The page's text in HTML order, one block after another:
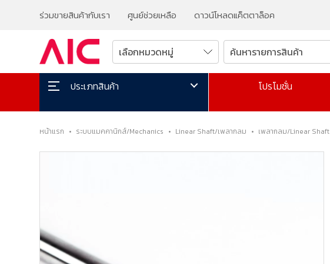
ร่วมขายสินค้ากับเรา ศูนย์ช่วยเหลือ ดาวน์โหลดแค็ตตาล็อค
ประเภทสินค้า โปรโมชั่น
หน้าแรก • ระบบแมคคานิกส์/Mechanics • Linear Shaft/เพลากลม • เพลากลม/Linear Shaft